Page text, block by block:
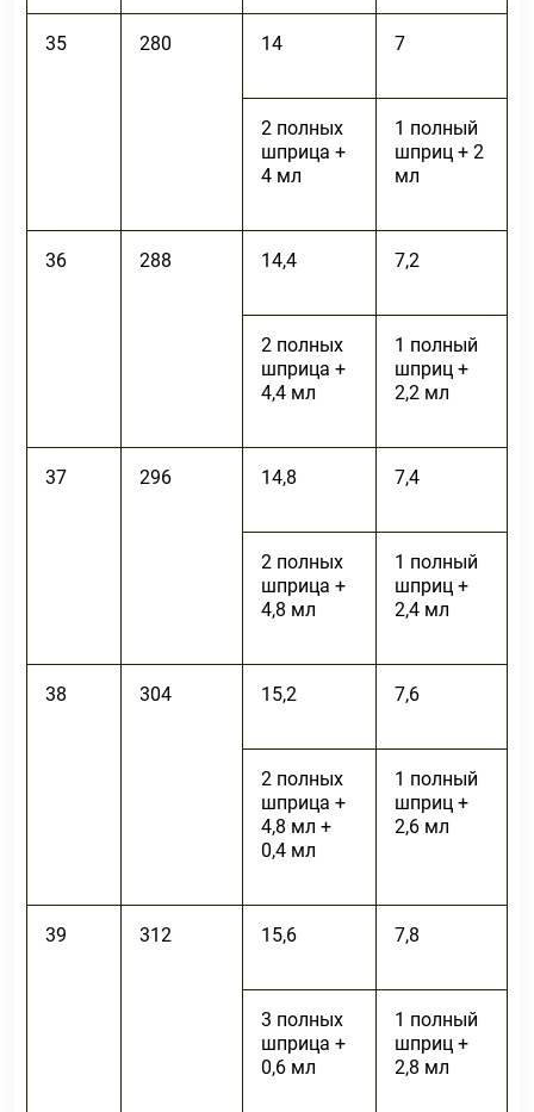
35 280 14 7
2 полных
шприца +
4 мл
1 полный
шприц + 2
мл
36 288 14,4 7,2
2 полных
шприца +
4,4 мл
1 полный
шприц +
2,2 мл
37 296 14,8 7,4
2 полных
шприца +
4,8 мл
1 полный
шприц +
2,4 мл
38 304 15,2 7,6
2 полных
шприца +
4,8 мл +
0,4 мл
1 полный
шприц +
2,6 мл
39 312 15,6 7,8
3 полных
шприца +
0,6 мл
1 полный
шприц +
2,8 мл